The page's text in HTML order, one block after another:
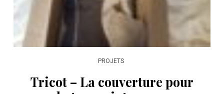
PROJETS
Tricot – La couverture pour